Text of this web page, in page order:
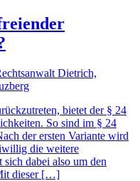
Dietrich,
bietet der § 24
So sind im § 24
der ersten Variante wird
die weitere
dabei also um den
dieser […]